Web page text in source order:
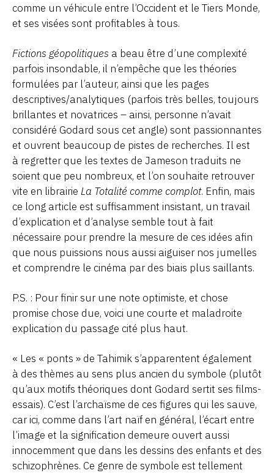
comme un véhicule entre l’Occident et le Tiers Monde,
et ses visées sont profitables à tous.
Fictions géopolitiques a beau être d’une complexité
parfois insondable, il n’empêche que les théories
formulées par l’auteur, ainsi que les pages
descriptives/analytiques (parfois très belles, toujours
brillantes et novatrices – ainsi, personne n’avait
considéré Godard sous cet angle) sont passionnantes
et ouvrent beaucoup de pistes de recherches. Il est
à regretter que les textes de Jameson traduits ne
soient que peu nombreux, et l’on souhaite retrouver
vite en librairie La Totalité comme complot. Enfin, mais
ce long article est suffisamment insistant, un travail
d’explication et d’analyse semble tout à fait
nécessaire pour prendre la mesure de ces idées afin
que nous puissions nous aussi aiguiser nos jumelles
et comprendre le cinéma par des biais plus saillants.
P.S. : Pour finir sur une note optimiste, et chose
promise chose due, voici une courte et maladroite
explication du passage cité plus haut.
« Les « ponts » de Tahimik s’apparentent également
à des thèmes au sens plus ancien du symbole (plutôt
qu’aux motifs théoriques dont Godard sertit ses films-
essais). C’est l’archaïsme de ces figures qui les sauve,
car ici, comme dans l’art naïf en général, l’écart entre
l’image et la signification demeure ouvert aussi
innocemment que dans les dessins des enfants et des
schizophrènes. Ce genre de symbole est tellement